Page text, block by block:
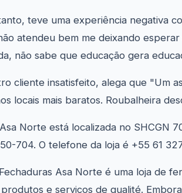
teve uma experiência negativa
atendeu bem me deixando
não sabe que educação gera
cliente insatisfeito, alega que "Um
locais mais baratos. Roubalheira
Norte está localizada no SHCGN
704. O telefone da loja é +55 61
Asa Norte é uma loja de
e serviços de qualité.